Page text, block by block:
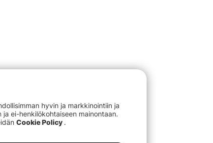
hyvin ja markkinointiin ja
ei-henkilökohtaiseen mainontaan.
Cookie Policy .